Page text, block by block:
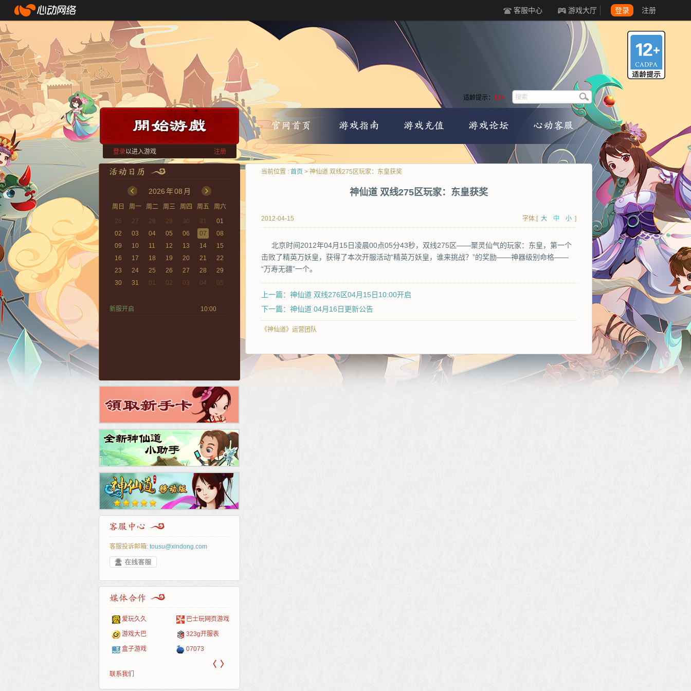
客服中心 游戏大厅 登录 注册
登录以进入游戏 注册
适龄提示： 12+
2026年08 月
周日 周一 周二 周三 周四 周五
周六
26
27 28 29 30 31
01
02
03 04 05 06 07
08
09
10 11 12 13 14
15
16
17 18 19 20 21
22
23
24 25 26 27 28
29
30
31 01 02 03 04 05
新服开启 10:00
客服投诉邮箱: tousu@xindong.com
爱玩久久 巴士玩网页游戏
游戏大巴 323g开服表
盒子游戏 07073
〈 〉
联系我们
当前位置 : 首页 > 神仙道 双线275区玩家：东皇获奖
神仙道 双线275区玩家：东皇获奖
2012-04-15 字体:[ 大 中 小 ]
北京时间2012年04月15日凌晨00点05分43秒，双线275区——聚灵仙气的玩家：东皇，第一个
击败了精英万妖皇，获得了本次开服活动“精英万妖皇，谁来挑战？”的奖励——神器级别命格——
“万寿无疆”一个。
上一篇：神仙道 双线276区04月15日10:00开启
下一篇：神仙道 04月16日更新公告
《神仙道》运营团队